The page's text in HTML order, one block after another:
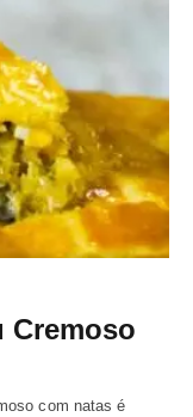
Cremoso
com natas é